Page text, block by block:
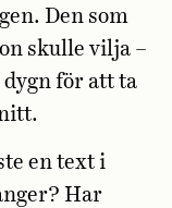
Den som
skulle vilja –
dygn för att ta
en text i
Har